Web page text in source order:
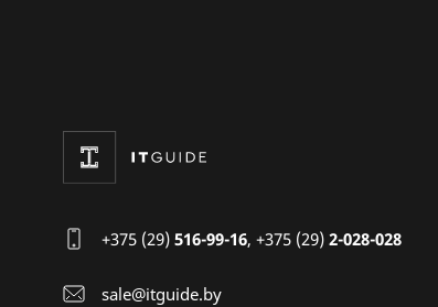
+375 (29) 516-99-16, +375 (29) 2-028-028
sale@itguide.by